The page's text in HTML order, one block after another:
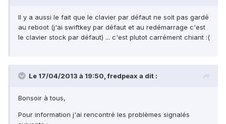
Il y a aussi le fait que le clavier par défaut ne soit pas gardé
au reboot (j'ai swiftkey par défaut et au redémarrage c'est
le clavier stock par défaut) ... c'est plutot carrément chiant :(
Le 17/04/2013 à 19:50, fredpeax a dit :
Bonsoir à tous,
Pour information j'ai rencontré les problèmes signalés